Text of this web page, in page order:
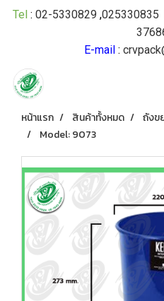
Tel : 02-5330829 ,025330835
E-mail:
หน้าแรก สินค้าทั้งหมด ถังข
Model: 9073